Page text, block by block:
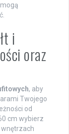
i
oraz
, aby
Twojego
od
cm wybierz
wnętrzach